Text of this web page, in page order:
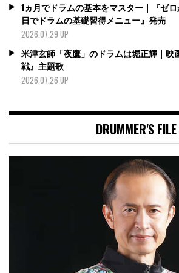
1ヵ月でドラムの基本をマスター｜『ゼ
日でドラムの基礎習得メニュー』発売
2026.07.29 UP
米津玄師「夜鷹」のドラムは堀正輝｜映
戦』主題歌
2026.07.26 UP
DRUMMER'S FILE